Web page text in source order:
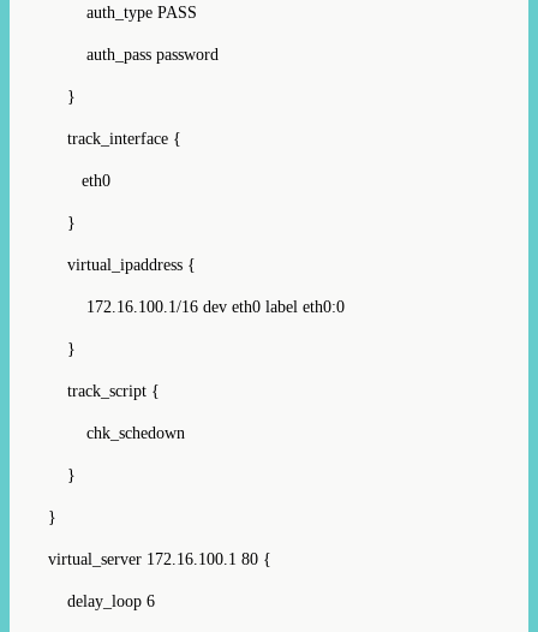
auth_type PASS
auth_pass password
}
track_interface {
eth0
}
virtual_ipaddress {
172.16.100.1/16 dev eth0 label eth0:0
}
track_script {
chk_schedown
}
}
virtual_server 172.16.100.1 80 {
delay_loop 6